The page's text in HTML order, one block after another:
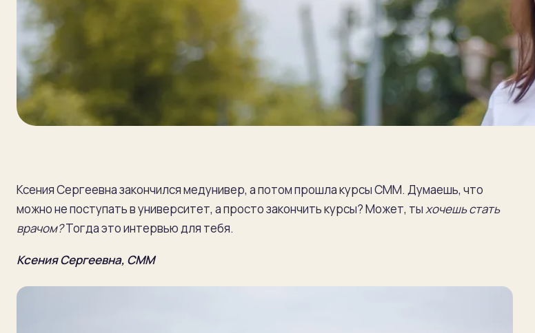
Ксения Сергеевна закончился медунивер, а потом прошла курсы СММ. Думаешь, что
можно не поступать в университет, а просто закончить курсы? Может, тыхочешь стать
врачом?Тогда это интервью для тебя.
Ксения Сергеевна, СММ